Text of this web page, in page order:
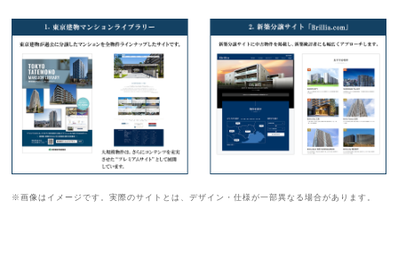
※画像はイメージです。実際のサイトとは、デザイン・仕様が一部異なる場合があります。